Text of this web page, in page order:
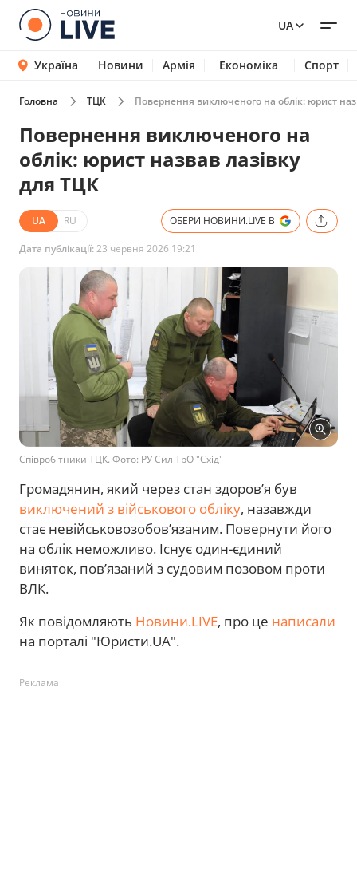
UA
Україна Новини Армія Економіка Спорт
Головна ТЦК Повернення виключеного на облік: юрист
Повернення виключеного на
облік: юрист назвав лазівку
для ТЦК
UA RU ОБЕРИ НОВИНИ.LIVE В
Дата публікації:23 червня 2026 19:21
Співробітники ТЦК. Фото: РУ Сил ТрО "Схід"
Громадянин, який через стан здоров’я був
виключений з військового обліку, назавжди
стає невійськовозобов’язаним. Повернути його
на облік неможливо. Існує один-єдиний
виняток, пов’язаний з судовим позовом проти
ВЛК.
Як повідомляють Новини.LIVE, про це написали
на порталі "Юристи.UA".
Реклама